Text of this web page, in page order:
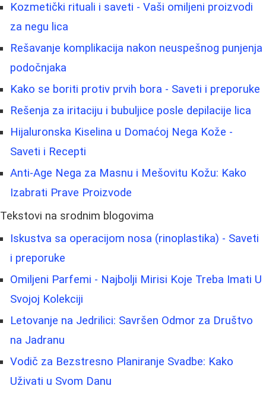
Kozmetički rituali i saveti - Vaši omiljeni proizvodi
za negu lica
Rešavanje komplikacija nakon neuspešnog punjenja
podočnjaka
Kako se boriti protiv prvih bora - Saveti i preporuke
Rešenja za iritaciju i bubuljice posle depilacije lica
Hijaluronska Kiselina u Domaćoj Nega Kože -
Saveti i Recepti
Anti-Age Nega za Masnu i Mešovitu Kožu: Kako
Izabrati Prave Proizvode
Tekstovi na srodnim blogovima
Iskustva sa operacijom nosa (rinoplastika) - Saveti
i preporuke
Omiljeni Parfemi - Najbolji Mirisi Koje Treba Imati U
Svojoj Kolekciji
Letovanje na Jedrilici: Savršen Odmor za Društvo
na Jadranu
Vodič za Bezstresno Planiranje Svadbe: Kako
Uživati u Svom Danu